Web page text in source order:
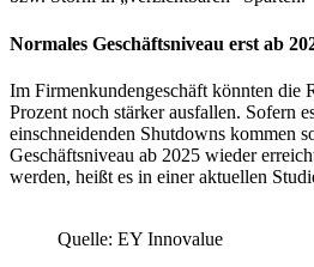
Normales Geschäftsniveau erst ab
Im Firmenkundengeschäft könnten die
Prozent noch stärker ausfallen. Sofern
einschneidenden Shutdowns kommen
Geschäftsniveau ab 2025 wieder
werden, heißt es in einer aktuellen
Quelle: EY Innovalue